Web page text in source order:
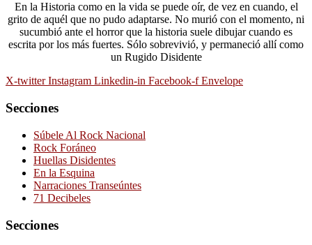
En la Historia como en la vida se puede oír, de vez en cuando, el
grito de aquél que no pudo adaptarse. No murió con el momento, ni
sucumbió ante el horror que la historia suele dibujar cuando es
escrita por los más fuertes. Sólo sobrevivió, y permaneció allí como
un Rugido Disidente
X-twitter Instagram Linkedin-in Facebook-f Envelope
Secciones
Súbele Al Rock Nacional
Rock Foráneo
Huellas Disidentes
En la Esquina
Narraciones Transeúntes
71 Decibeles
Secciones